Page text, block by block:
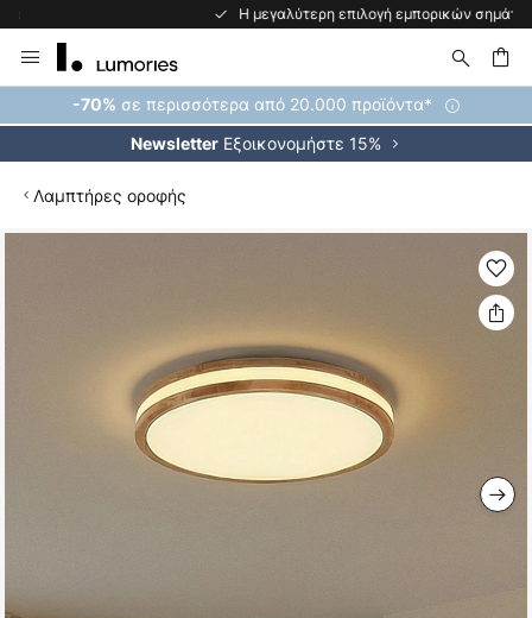
Η μεγαλύτερη επιλογή εμπορικών σημάτων στην Ευρώπη
Μετάβαση
στο
περιεχόμενο
-70% σε περισσότερα από 20.000 προϊόντα*
Newsletter Εξοικονομήστε 15%
Λαμπτήρες οροφής